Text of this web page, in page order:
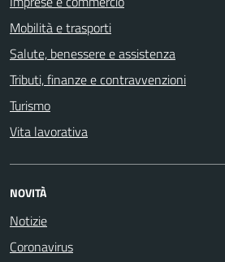
Mobilità e trasporti
Salute, benessere e assistenza
Tributi, finanze e contravvenzioni
Turismo
Vita lavorativa
NOVITÀ
Notizie
Coronavirus